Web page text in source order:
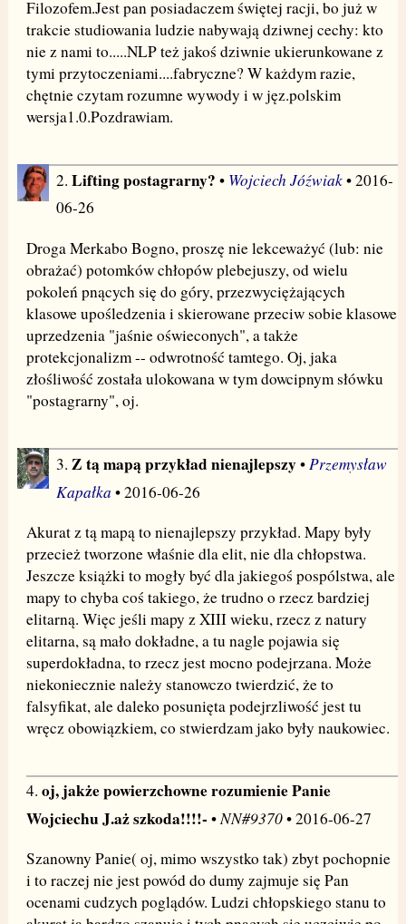
Filozofem.Jest pan posiadaczem świętej racji, bo już w
trakcie studiowania ludzie nabywają dziwnej cechy: kto
nie z nami to.....NLP też jakoś dziwnie ukierunkowane z
tymi przytoczeniami....fabryczne? W każdym razie,
chętnie czytam rozumne wywody i w jęz.polskim
wersja1.0.Pozdrawiam.
2. Lifting postagrarny? • Wojciech Jóźwiak• 2016-
06-26
Droga Merkabo Bogno, proszę nie lekceważyć (lub: nie
obrażać) potomków chłopów plebejuszy, od wielu
pokoleń pnących się do góry, przezwyciężających
klasowe upośledzenia i skierowane przeciw sobie klasowe
uprzedzenia "jaśnie oświeconych", a także
protekcjonalizm -- odwrotność tamtego. Oj, jaka
złośliwość została ulokowana w tym dowcipnym słówku
"postagrarny", oj.
3. Z tą mapą przykład nienajlepszy• Przemysław
Kapałka • 2016-06-26
Akurat z tą mapą to nienajlepszy przykład. Mapy były
przecież tworzone właśnie dla elit, nie dla chłopstwa.
Jeszcze książki to mogły być dla jakiegoś pospólstwa, ale
mapy to chyba coś takiego, że trudno o rzecz bardziej
elitarną. Więc jeśli mapy z XIII wieku, rzecz z natury
elitarna, są mało dokładne, a tu nagle pojawia się
superdokładna, to rzecz jest mocno podejrzana. Może
niekoniecznie należy stanowczo twierdzić, że to
falsyfikat, ale daleko posunięta podejrzliwość jest tu
wręcz obowiązkiem, co stwierdzam jako były naukowiec.
4. oj, jakże powierzchowne rozumienie Panie
Wojciechu J.aż szkoda!!!!- •NN#9370• 2016-06-27
Szanowny Panie( oj, mimo wszystko tak) zbyt pochopnie
i to raczej nie jest powód do dumy zajmuje się Pan
ocenami cudzych poglądów. Ludzi chłopskiego stanu to